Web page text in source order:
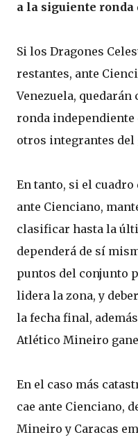
a la siguiente ronda
Si los Dragones
restantes, ante
Venezuela,
ronda independiente
otros integrantes del
En tanto, si el cuadro
ante Cienciano,
clasificar hasta la
dependerá de sí
puntos del conjunto
lidera la zona, y
la fecha final,
Atlético Mineiro
En el caso más
cae ante Cienciano,
Mineiro y Caracas